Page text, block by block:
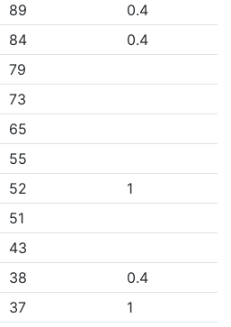
89
0.4
84
0.4
79
73
65
55
52
1
51
43
38
0.4
37
1